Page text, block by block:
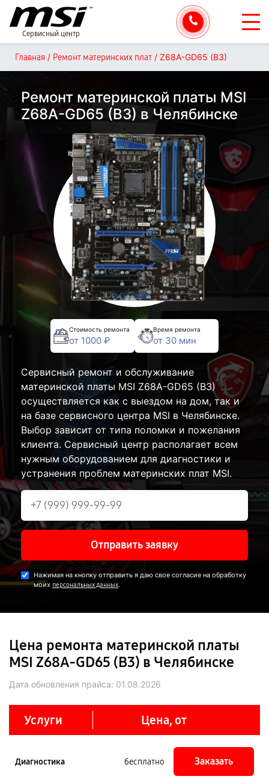
Сервисный центр
Главная / Ремонт материнских плат / Z68A-GD65 (B3)
Ремонт материнской платы MSI
Z68A-GD65 (B3) в Челябинске
Стоимость ремонта
от 1000 ₽
Время ремонта
от 30 мин
Сервисный ремонт и обслуживание
материнской платы MSI Z68A-GD65 (B3)
осуществляется как с выездом на дом, так и
на базе сервисного центра MSI в Челябинске.
Выбор зависит от типа поломки и пожелания
клиента. Сервисный центр располагает всем
нужным оборудованием для диагностики и
устранения проблем материнских плат MSI.
Отправить заявку
Нажимая на кнопку отправить я даю свое согласие на обработку
моих персональных данных.
Цена ремонта материнской платы
MSI Z68A-GD65 (B3) в Челябинске
Дата обновления прайса: 01.08.2026
Услуги Цена, от
Диагностика бесплатно Заказать